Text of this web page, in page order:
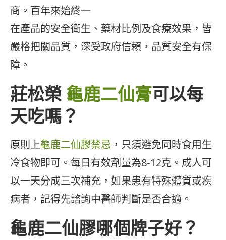
商。百年來始終一
在產品的安全衛生、藥材比例及食療效果，皆
嚴格把關品質，深受政府信賴，品質安全有保
障。
莊松榮 龜鹿二仙膏可以每
天吃嗎？
原則上龜鹿二仙膠禁忌 ，只須避免同時食用生
冷食物即可。每日有效劑量為8-12克。成人可
以一天分成三次補充，如果患有特殊體質或疾
病者，記得先諮詢中醫師判斷是否合適。
龜鹿二仙膠哪個牌子好？